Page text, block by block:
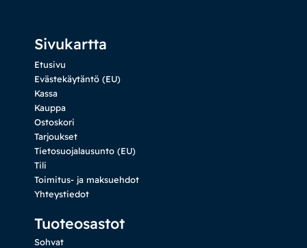
Sivukartta
Etusivu
Evästekäytäntö (EU)
Kassa
Kauppa
Ostoskori
Tarjoukset
Tietosuojalausunto (EU)
Tili
Toimitus- ja maksuehdot
Yhteystiedot
Tuoteosastot
Sohvat